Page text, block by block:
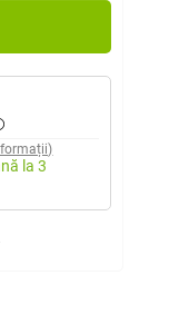
la 3